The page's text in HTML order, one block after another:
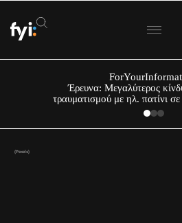
Έρευνα: Μεγαλύτερος
τραυματισμού με ηλ. πατίνι
(Pexels)